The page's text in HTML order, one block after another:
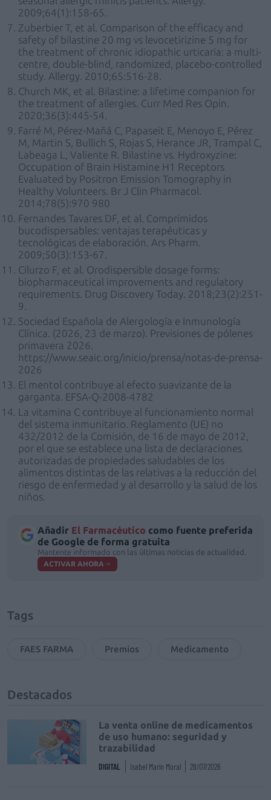
2009;64(1):158-65.
Zuberbier T, et al. Comparison of the efficacy and
safety of bilastine 20 mg vs levocetirizine 5 mg for
the treatment of chronic idiopathic urticaria: a multi-
centre, double-blind, randomized, placebo-controlled
study. Allergy. 2010;65:516-28.
Church MK, et al. Bilastine: a lifetime companion for
the treatment of allergies. Curr Med Res Opin.
2020;36(3):445-54.
Farré M, Pérez-Mañá C, Papaseit E, Menoyo E, Pérez
M, Martin S, Bullich S, Rojas S, Herance JR, Trampal C,
Labeaga L, Valiente R. Bilastine vs. Hydroxyzine:
Occupation of Brain Histamine H1 Receptors
Evaluated by Positron Emission Tomography in
Healthy Volunteers. Br J Clin Pharmacol.
2014;78(5):970 980
Fernandes Tavares DF, et al. Comprimidos
bucodispersables: ventajas terapéuticas y
tecnológicas de elaboración. Ars Pharm.
2009;50(3):153-67.
Cilurzo F, et al. Orodispersible dosage forms:
biopharmaceutical improvements and regulatory
requirements. Drug Discovery Today. 2018;23(2):251-
9.
Sociedad Española de Alergología e Inmunología
Clínica. (2026, 23 de marzo). Previsiones de pólenes
primavera 2026.
https://www.seaic.org/inicio/prensa/notas-de-prensa-
2026
El mentol contribuye al efecto suavizante de la
garganta. EFSA-Q-2008-4782
La vitamina C contribuye al funcionamiento normal
del sistema inmunitario. Reglamento (UE) no
432/2012 de la Comisión, de 16 de mayo de 2012,
por el que se establece una lista de declaraciones
autorizadas de propiedades saludables de los
alimentos distintas de las relativas a la reducción del
riesgo de enfermedad y al desarrollo y la salud de los
niños.
Añadir El Farmacéutico como fuente preferida
de Google de forma gratuita
Mantente informado con las últimas noticias de actualidad.
ACTIVAR AHORA
Tags
FAES FARMA Premios Medicamento
Destacados
La venta online de medicamentos
de uso humano: seguridad y
trazabilidad
DIGITAL Isabel Marín Moral 28/07/2026